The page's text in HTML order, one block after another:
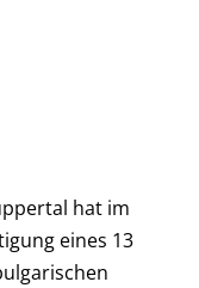
hat im
eines 13